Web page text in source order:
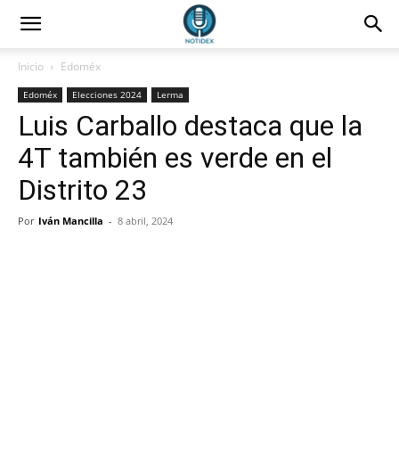
Inicio Edoméx
Edoméx Elecciones 2024 Lerma
Luis Carballo destaca que la
4T también es verde en el
Distrito 23
Por Iván Mancilla - 8 abril, 2024